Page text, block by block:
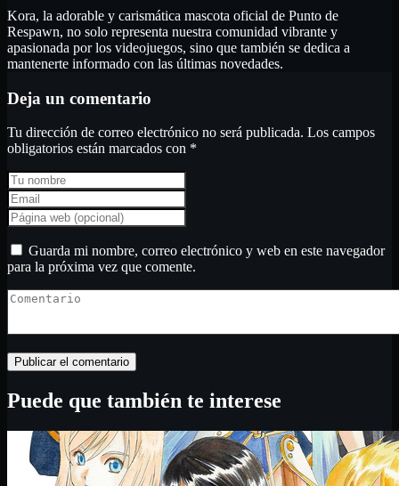
Kora, la adorable y carismática mascota oficial de Punto de
Respawn, no solo representa nuestra comunidad vibrante y
apasionada por los videojuegos, sino que también se dedica a
mantenerte informado con las últimas novedades.
Deja un comentario
Tu dirección de correo electrónico no será publicada. Los campos
obligatorios están marcados con *
Guarda mi nombre, correo electrónico y web en este navegador
para la próxima vez que comente.
Puede que también te interese